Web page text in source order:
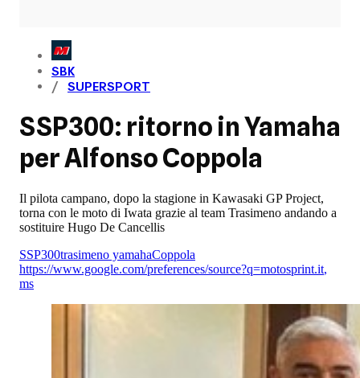
SBK
SUPERSPORT
SSP300: ritorno in Yamaha
per Alfonso Coppola
Il pilota campano, dopo la stagione in Kawasaki GP Project,
torna con le moto di Iwata grazie al team Trasimeno andando a
sostituire Hugo De Cancellis
SSP300trasimeno yamahaCoppola
https://www.google.com/preferences/source?q=motosprint.it,
ms